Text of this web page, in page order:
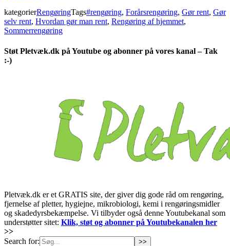
kategorierRengøringTags#rengøring, Forårsrengøring, Gør rent, Gør
selv rent, Hvordan gør man rent, Rengøring af hjemmet,
Sommerrengøring
Støt Pletvæk.dk på Youtube og abonner på vores kanal – Tak
:-)
Pletvæk.dk er et GRATIS site, der giver dig gode råd om rengøring,
fjernelse af pletter, hygiejne, mikrobiologi, kemi i rengøringsmidler
og skadedyrsbekæmpelse. Vi tilbyder også denne Youtubekanal som
understøtter sitet: Klik, støt og abonner på Youtubekanalen her
>>
Search for: